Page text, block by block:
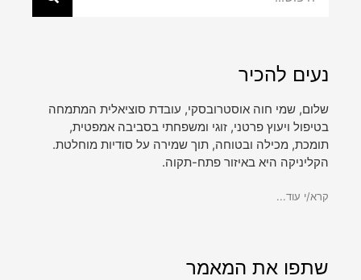
נעים להכיר
שלום, שמי חוה אוסטרובסקי, עובדת סוציאלית המתמחה
בטיפול ויעוץ פרטני, זוגי ומשפחתי בסביבה אמפטית,
תומכת, מכילה ובטוחה, תוך שמירה על סודיות מוחלטת.
הקליניקה היא באיזור פתח-תקוה.
קרא/י עוד...
שתפו את המאמר